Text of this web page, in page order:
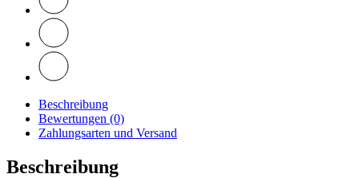
Beschreibung
Bewertungen (0)
Zahlungsarten und Versand
Beschreibung